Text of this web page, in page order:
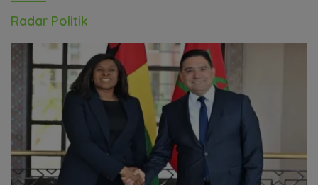
Radar Politik